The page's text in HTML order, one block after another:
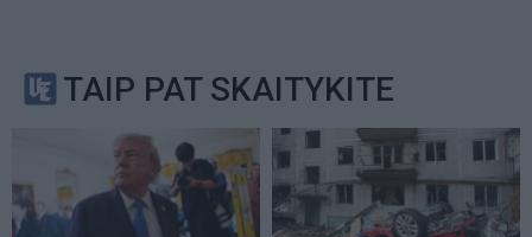
TAIP PAT SKAITYKITE